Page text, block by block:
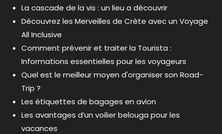
La cascade de la vis : un lieu a découvrir
Découvrez les Merveilles de Crète avec un Voyage
All Inclusive
Comment prévenir et traiter la Tourista :
Informations essentielles pour les voyageurs
Quel est le meilleur moyen d'organiser son Road-
Trip ?
Les étiquettes de bagages en avion
Les avantages d’un voilier belouga pour les
vacances